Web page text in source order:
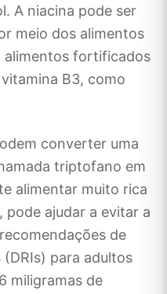
A niacina pode ser
meio dos alimentos
alimentos fortificados
B3, como
converter uma
triptofano em
alimentar muito rica
ajudar a evitar a
de
para adultos
miligramas de